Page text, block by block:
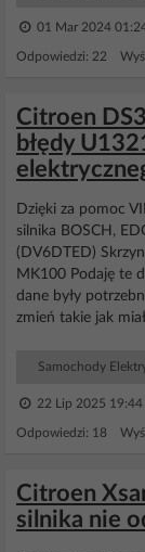
01 Mar 2024
Odpowiedzi: 22
Citroen
błędy
Dzięki za pomoc
silnika BOSCH,
(DV6DTED)
MK100 Podaję te
dane były
zmień takie jak
Samochody
22 Lip 2025 19:44
Odpowiedzi: 18
Citroen
silnika nie